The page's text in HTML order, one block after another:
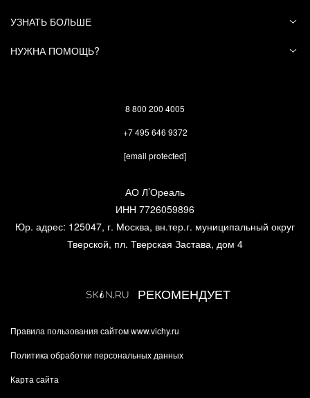
8 800 200 4005
+7 495 646 9372
[email protected]
АО Л’Ореаль
ИНН 7726059896
Юр. адрес: 125047, г. Москва, вн.тер.г. муниципальный округ
Тверской, пл. Тверская Застава, дом 4
РЕКОМЕНДУЕТ
УЗНАТЬ БОЛЬШЕ
НУЖНА ПОМОЩЬ?
Правила пользования сайтом www.vichy.ru
Политика обработки персональных данных
Карта сайта